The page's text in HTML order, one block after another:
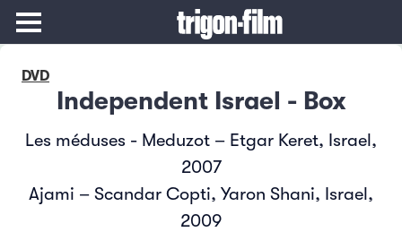
DVD
Independent Israel - Box
Les méduses - Meduzot – Etgar Keret, Israel,
2007
Ajami – Scandar Copti, Yaron Shani, Israel,
2009